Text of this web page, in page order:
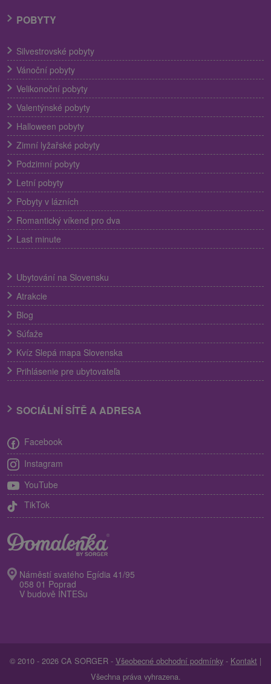
POBYTY
Silvestrovské pobyty
Vánoční pobyty
Velikonoční pobyty
Valentýnské pobyty
Halloween pobyty
Zimní lyžařské pobyty
Podzimní pobyty
Letní pobyty
Pobyty v lázních
Romantický víkend pro dva
Last minute
Ubytování na Slovensku
Atrakcie
Blog
Súťaže
Kvíz Slepá mapa Slovenska
Prihlásenie pre ubytovateľa
SOCIÁLNÍ SÍTĚ A ADRESA
Facebook
Instagram
YouTube
TikTok
Náměstí svatého Egídia 41/95
058 01 Poprad
V budově INTESu
© 2010 - 2026 CA SORGER - Všeobecné obchodní podmínky - Kontakt |
Všechna práva vyhrazena.